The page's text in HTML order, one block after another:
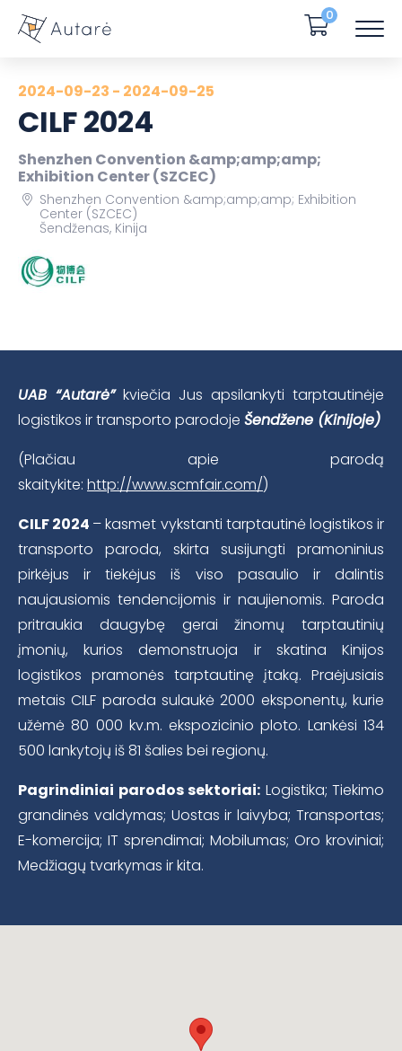
0
2024-09-23 - 2024-09-25
CILF 2024
Shenzhen Convention &amp;amp;amp;
Exhibition Center (SZCEC)
Shenzhen Convention &amp;amp;amp; Exhibition
Center (SZCEC)
Šendženas, Kinija
UAB “Autarė”kviečia Jus apsilankyti tarptautinėje
logistikos ir transporto parodoje Šendžene (Kinijoje)
(Plačiau apie parodą
skaitykite: http://www.scmfair.com/)
CILF 2024 – kasmet vykstanti tarptautinė logistikos ir
transporto paroda, skirta susijungti pramoninius
pirkėjus ir tiekėjus iš viso pasaulio ir dalintis
naujausiomis tendencijomis ir naujienomis. Paroda
pritraukia daugybę gerai žinomų tarptautinių
įmonių, kurios demonstruoja ir skatina Kinijos
logistikos pramonės tarptautinę įtaką. Praėjusiais
metais CILF paroda sulaukė 2000 eksponentų, kurie
užėmė 80 000 kv.m. ekspozicinio ploto. Lankėsi 134
500 lankytojų iš 81 šalies bei regionų.
Pagrindiniai parodos sektoriai: Logistika; Tiekimo
grandinės valdymas; Uostas ir laivyba; Transportas;
E-komercija; IT sprendimai; Mobilumas; Oro kroviniai;
Medžiagų tvarkymas ir kita.